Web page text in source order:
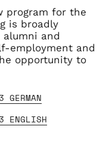
program for the
is broadly
and
employment and
opportunity to